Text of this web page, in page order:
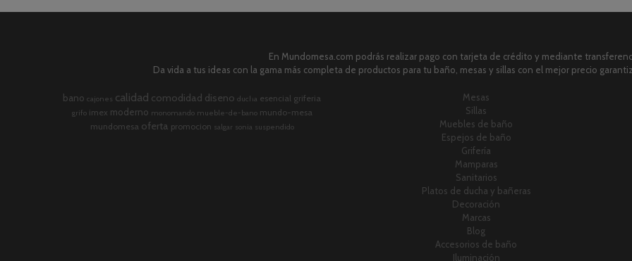
En Mundomesa.com podrás realizar pago con tarjeta de crédito y mediante
Da vida a tus ideas con la gama más completa de productos para tu baño, mesas y sillas con el mejor precio
bano cajones calidad comodidad diseno ducha esencial griferia
grifo imex moderno monomando mueble-de-bano mundo-mesa
mundomesa oferta promocion salgar sonia suspendido
Mesas
Sillas
Muebles de baño
Espejos de baño
Grifería
Mamparas
Sanitarios
Platos de ducha y bañeras
Decoración
Marcas
Blog
Accesorios de baño
Iluminación